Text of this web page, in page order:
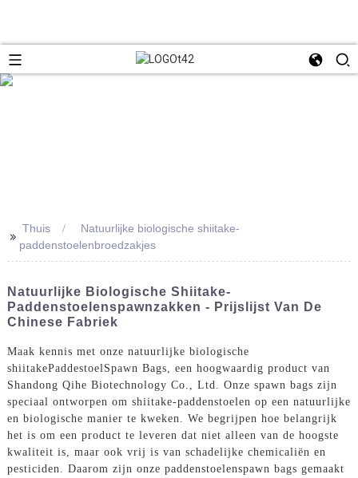
>> Thuis
Natuurlijke biologische shiitake-
paddenstoelenbroedzakjes
Natuurlijke Biologische Shiitake-
Paddenstoelenspawnzakken - Prijslijst Van De
Chinese Fabriek
Maak kennis met onze natuurlijke biologische
shiitakePaddestoel Spawn Bags, een hoogwaardig product van
Shandong Qihe Biotechnology Co., Ltd. Onze spawn bags zijn
speciaal ontworpen om shiitake-paddenstoelen op een natuurlijke
en biologische manier te kweken. We begrijpen hoe belangrijk
het is om een ​​product te leveren dat niet alleen van de hoogste
kwaliteit is, maar ook vrij is van schadelijke chemicaliën en
pesticiden. Daarom zijn onze paddenstoelenspawn bags gemaakt